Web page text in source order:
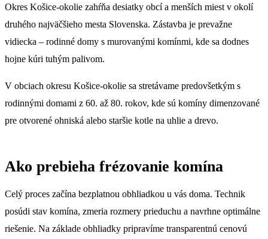
Okres Košice-okolie zahŕňa desiatky obcí a menších miest v okolí
druhého najväčšieho mesta Slovenska. Zástavba je prevažne
vidiecka – rodinné domy s murovanými komínmi, kde sa dodnes
hojne kúri tuhým palivom.
V obciach okresu Košice-okolie sa stretávame predovšetkým s
rodinnými domami z 60. až 80. rokov, kde sú komíny dimenzované
pre otvorené ohniská alebo staršie kotle na uhlie a drevo.
Ako prebieha frézovanie komína
Celý proces začína bezplatnou obhliadkou u vás doma. Technik
posúdi stav komína, zmeria rozmery prieduchu a navrhne optimálne
riešenie. Na základe obhliadky pripravíme transparentnú cenovú